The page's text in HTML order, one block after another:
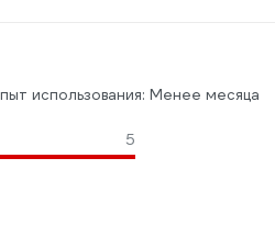
использования: Менее месяца
5